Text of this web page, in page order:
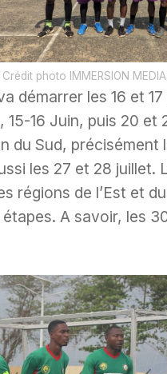
photo IMMERSION
démarrer les 16 et
16 Juin, puis 20 et
du Sud,
les 27 et 28 juillet.
régions de l’Est et
A savoir, les